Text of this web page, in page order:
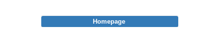
Homepage